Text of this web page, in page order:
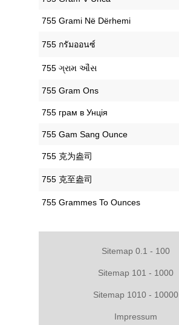
‎755 Grami Në Dërhemi
‎755 กรัมออนซ์
‎755 ગ્રામ ઔંસ
‎755 Gram Ons
‎755 грам в Унція
‎755 Gam Sang Ounce
‎755 克为盎司
‎755 克至盎司
‎755 Grammes To Ounces
Sitemap 0.1 - 100
Sitemap 101 - 1000
Sitemap 1010 - 10000
Impressum